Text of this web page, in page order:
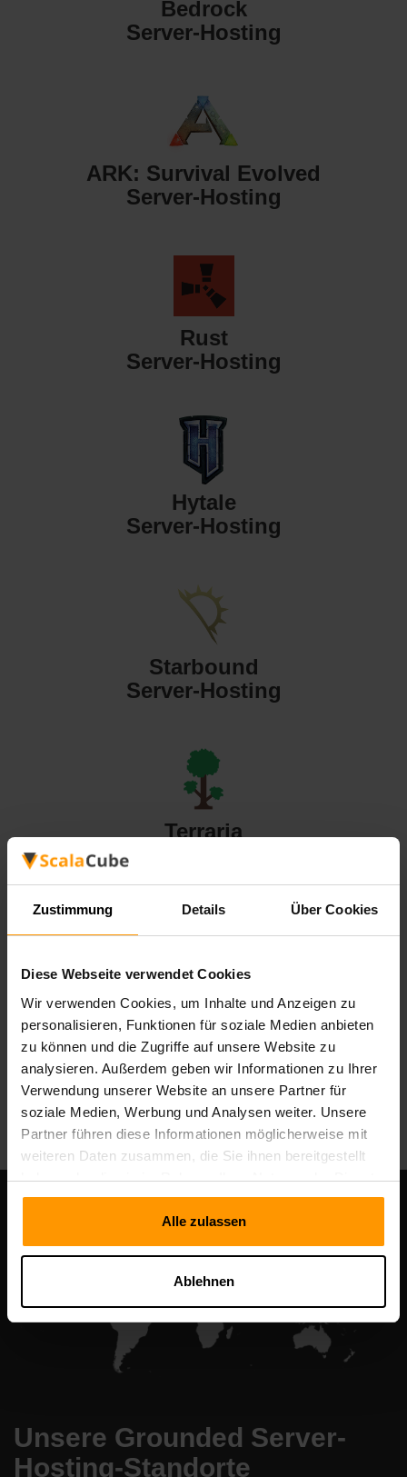
Zustimmung Details Über Cookies
Diese Webseite verwendet Cookies
Wir verwenden Cookies, um Inhalte und Anzeigen zu
personalisieren, Funktionen für soziale Medien anbieten
zu können und die Zugriffe auf unsere Website zu
analysieren. Außerdem geben wir Informationen zu Ihrer
Verwendung unserer Website an unsere Partner für
soziale Medien, Werbung und Analysen weiter. Unsere
Partner führen diese Informationen möglicherweise mit
weiteren Daten zusammen, die Sie ihnen bereitgestellt
haben oder die sie im Rahmen Ihrer Nutzung der Dienste
gesammelt haben.
Alle zulassen
Ablehnen
Bedrock
Server-Hosting
ARK: Survival Evolved
Server-Hosting
Rust
Server-Hosting
Hytale
Server-Hosting
Starbound
Server-Hosting
Terraria
Server-Hosting
Valheim
Server-Hosting
All Games
Unsere Grounded Server-
Hosting-Standorte